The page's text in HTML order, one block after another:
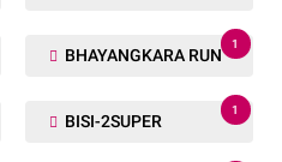
BHAYANGKARA RUN
1
BISI-2SUPER
1